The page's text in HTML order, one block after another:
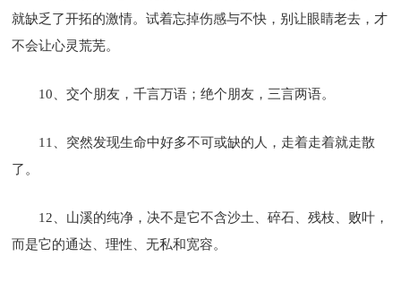
就缺乏了开拓的激情。试着忘掉伤感与不快，别让眼睛老去，才
不会让心灵荒芜。
10、交个朋友，千言万语；绝个朋友，三言两语。
11、突然发现生命中好多不可或缺的人，走着走着就走散
了。
12、山溪的纯净，决不是它不含沙土、碎石、残枝、败叶，
而是它的通达、理性、无私和宽容。